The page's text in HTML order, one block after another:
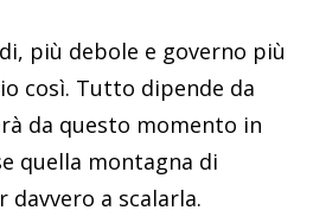
più debole e governo più
così. Tutto dipende da
da questo momento in
quella montagna di
a scalarla.